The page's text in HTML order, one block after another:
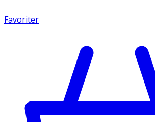
Favoriter